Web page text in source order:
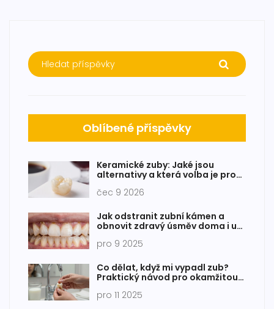
Oblíbené příspěvky
Keramické zuby: Jaké jsou
alternativy a která volba je pro
čec 9 2026
Jak odstranit zubní kámen a
obnovit zdravý úsměv doma i u
pro 9 2025
Co dělat, když mi vypadl zub?
Praktický návod pro okamžitou
pro 11 2025